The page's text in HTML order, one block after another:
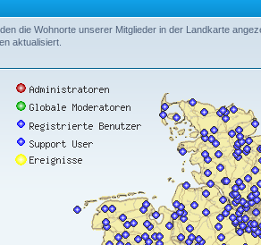
die Wohnorte unserer Mitglieder in der Landkarte
aktualisiert.